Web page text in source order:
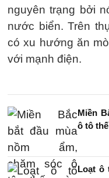
nguyên trạng bởi
nước biển. Trên
có xu hướng ăn
với mạnh điện.
Miền
ô tô
Loạt ô